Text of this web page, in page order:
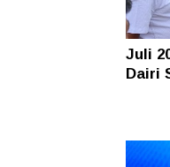
Juli
Dairi